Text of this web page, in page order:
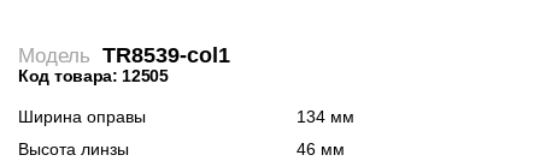
TR8539-col1
Модель
Код товара: 12505
Ширина оправы
134 мм
Высота линзы
46 мм